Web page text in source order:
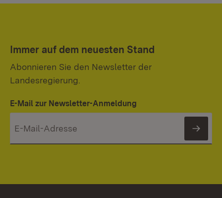
Immer auf dem neuesten Stand
Abonnieren Sie den Newsletter der
Landesregierung.
E-Mail zur Newsletter-Anmeldung